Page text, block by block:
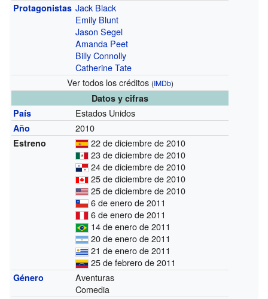
Protagonistas Jack Black
Emily Blunt
Jason Segel
Amanda Peet
Billy Connolly
Catherine Tate
Ver todos los créditos (IMDb)
Datos y cifras
País
Estados Unidos
Año 2010
Estreno
22 de diciembre de 2010
23 de diciembre de 2010
24 de diciembre de 2010
25 de diciembre de 2010
25 de diciembre de 2010
6 de enero de 2011
6 de enero de 2011
14 de enero de 2011
20 de enero de 2011
21 de enero de 2011
25 de febrero de 2011
Género
Aventuras
Comedia